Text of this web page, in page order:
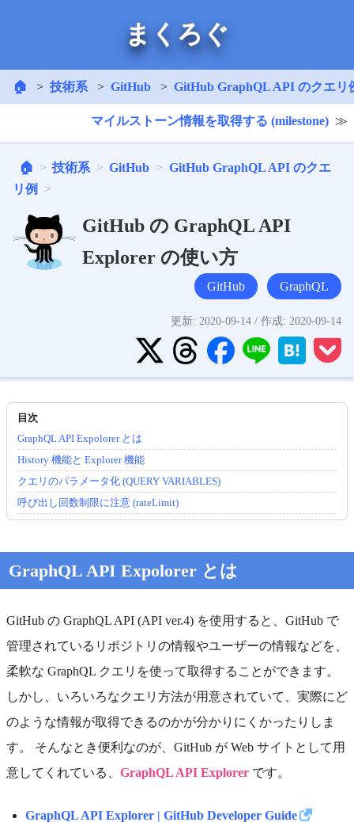
まくろぐ
🏠 技術系 GitHub GitHub GraphQL API のクエリ
マイルストーン情報を取得する (milestone)
🏠 技術系 GitHub
GitHub GraphQL API のクエ
リ例
GitHub の GraphQL API
Explorer の使い方
GitHub GraphQL
更新: 2020-09-14 / 作成: 2020-09-14
GraphQL API Expolorer とは
History 機能と Explorer 機能
クエリのパラメータ化 (QUERY VARIABLES)
呼び出し回数制限に注意 (rateLimit)
GraphQL API Expolorer とは
GitHub の GraphQL API (API ver.4) を使用すると、GitHub で
管理されているリポジトリの情報やユーザーの情報などを、
柔軟な GraphQL クエリを使って取得することができます。
しかし、いろいろなクエリ方法が用意されていて、実際にど
のような情報が取得できるのかが分かりにくかったりしま
す。 そんなとき便利なのが、GitHub が Web サイトとして用
意してくれている、 GraphQL API Explorer です。
GraphQL API Explorer | GitHub Developer Guide